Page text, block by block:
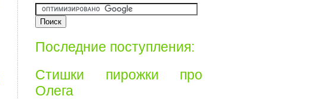
Последние поступления:
Стишки пирожки про
Олега⁠⁠